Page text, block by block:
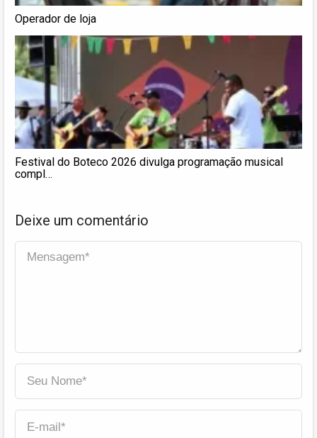
Operador de loja
Festival do Boteco 2026 divulga programação musical
compl…
Deixe um comentário